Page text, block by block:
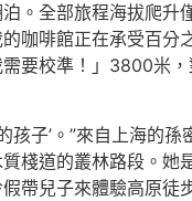
。全部旅程海拔爬升
咖啡館正在承受百分
要校準！」3800米
孩子’。”來自上海的
棧道的叢林路段。她
帶兒子來體驗高原徒